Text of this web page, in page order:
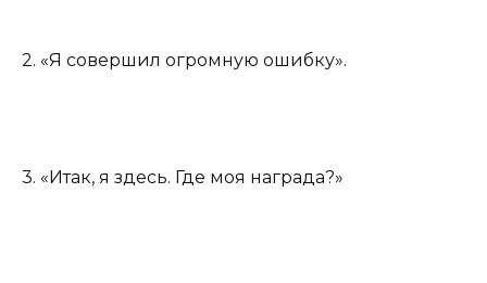
2. «Я совершил огромную ошибку».
3. «Итак, я здесь. Где моя награда?»